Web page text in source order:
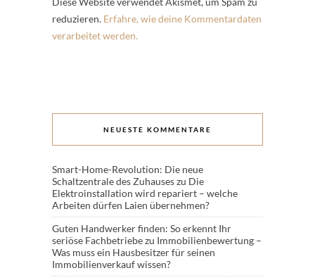
reduzieren. Erfahre, wie deine Kommentardaten
verarbeitet werden.
NEUESTE KOMMENTARE
Smart-Home-Revolution: Die neue
Schaltzentrale des Zuhauseszu Die
Elektroinstallation wird repariert – welche
Arbeiten dürfen Laien übernehmen?
Guten Handwerker finden: So erkennt Ihr
seriöse Fachbetriebezu Immobilienbewertung –
Was muss ein Hausbesitzer für seinen
Immobilienverkauf wissen?